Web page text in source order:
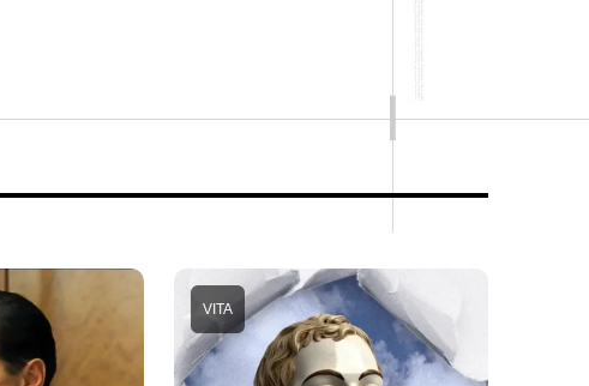
VITA